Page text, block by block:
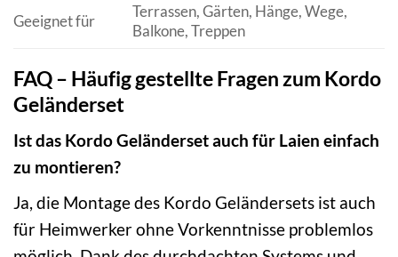
Geeignet für
Terrassen, Gärten, Hänge, Wege,
Balkone, Treppen
FAQ – Häufig gestellte Fragen zum Kordo
Geländerset
Ist das Kordo Geländerset auch für Laien einfach
zu montieren?
Ja, die Montage des Kordo Geländersets ist auch
für Heimwerker ohne Vorkenntnisse problemlos